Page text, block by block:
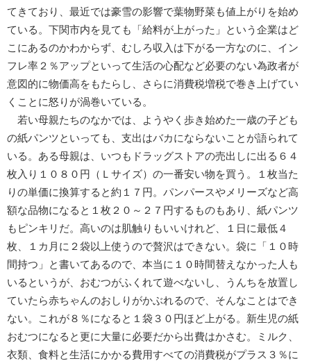
てきており、最近では豪雪の影響で葉物野菜も値上がりを始め
ている。下関市内を見ても「給料が上がった」という企業はど
こにあるのかわからず、むしろ収入は下がる一方なのに、イン
フレ率２％アップといって生活の心配など必要のない為政者が
意図的に物価高をもたらし、さらに消費税増税で巻き上げてい
くことに怒りが渦巻いている。
若い母親たちのなかでは、ようやく歩き始めた一歳の子ども
の紙パンツといっても、支出はバカにならないことが語られて
いる。ある母親は、いつもドラッグストアの売出しに出る６４
枚入り１０８０円（Ｌサイズ）の一番安い物を買う。１枚当た
りの単価に換算すると約１７円。パンパースやメリーズなど高
額な品物になると１枚２０～２７円するものもあり、紙パンツ
もピンキリだ。高いのは肌触りもいいけれど、１日に最低４
枚、１カ月に２袋以上使うので贅沢はできない。袋に「１０時
間持つ」と書いてあるので、本当に１０時間替えなかった人も
いるというが、おむつがふくれて遊べないし、うんちを放置し
ていたら赤ちゃんのおしりがかぶれるので、そんなことはでき
ない。これが８％になると１袋３０円ほど上がる。新生児の紙
おむつになると更に大量に必要だから出費はかさむ。ミルク、
衣類、食料と生活にかかる費用すべての消費税がプラス３％に